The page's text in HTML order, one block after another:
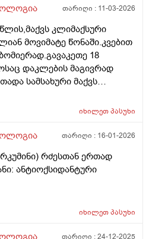
და ფერმენტებით
ეს თვეებია არ
დღეში მაქვს,გამონაყრის
დერმატოლოგებიც
მადლობა დიდი, (ფარისებრი
კონტურები მკვეტრი,
მომატებული
მარჯვენა წილში,
ოვალური ფორმის,
ეკოგენობის,
ვერტიკალური ზრდაით,
ზომით 4,5 X 2,5 მმ .
წლის ზომებია 20 X 20 X
თარიღი : 11-03-2026
კლიმაქსური
მოვიმატე წონაში.კვებით
18
დაკლების მაგივრად
სამსახური მაქვს
გავაკეთო რომ წონაში
იხილეთპასუხი
თარიღი : 16-01-2026
რძესთან ერთად
ანტიოქსიდანტური
იხილეთპასუხი
თარიღი :24-12-2025